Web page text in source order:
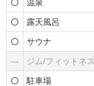
温泉
露天風呂
サウナ
― ジム/フィットネス
駐車場